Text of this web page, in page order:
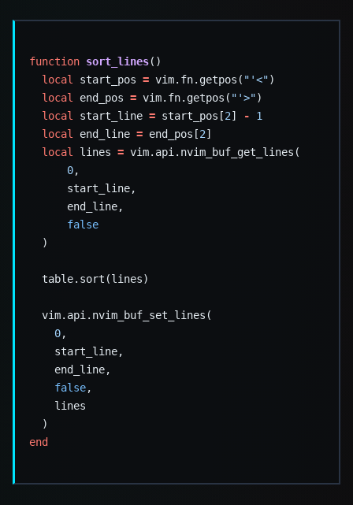
function sort_lines
local
start_pos = vim.fn.getpos( "'<"
local
end_pos = vim.fn.getpos( "'>"
local
start_line = start_pos[2] -
1
local
end_line = end_pos[2
local
lines =
0
false
0
false
end